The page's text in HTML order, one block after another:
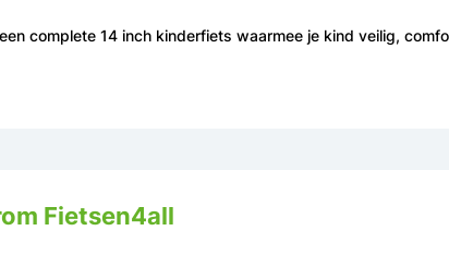
Fietsen4all
complete 14 inch kinderfiets waarmee je kind veilig,